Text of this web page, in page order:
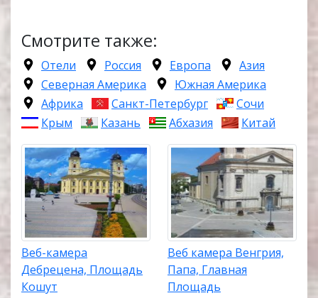
Смотрите также:
Отели Россия Европа
Азия
Северная Америка
Южная Америка
Африка
Санкт-Петербург
Сочи
Крым
Казань Абхазия Китай
Веб-камера
Дебрецена, Площадь
Кошут
Веб камера Венгрия,
Папа, Главная
Площадь